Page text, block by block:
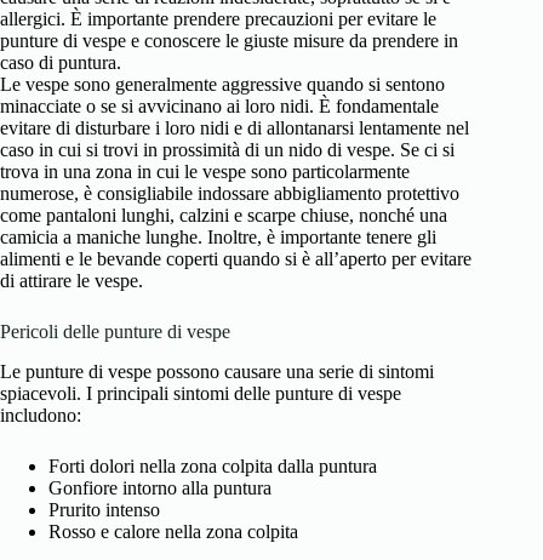
allergici. È importante prendere precauzioni per evitare le
punture di vespe e conoscere le giuste misure da prendere in
caso di puntura.
Le vespe sono generalmente aggressive quando si sentono
minacciate o se si avvicinano ai loro nidi. È fondamentale
evitare di disturbare i loro nidi e di allontanarsi lentamente nel
caso in cui si trovi in prossimità di un nido di vespe. Se ci si
trova in una zona in cui le vespe sono particolarmente
numerose, è consigliabile indossare abbigliamento protettivo
come pantaloni lunghi, calzini e scarpe chiuse, nonché una
camicia a maniche lunghe. Inoltre, è importante tenere gli
alimenti e le bevande coperti quando si è all’aperto per evitare
di attirare le vespe.
Pericoli delle punture di vespe
Le punture di vespe possono causare una serie di sintomi
spiacevoli. I principali sintomi delle punture di vespe
includono:
Forti dolori nella zona colpita dalla puntura
Gonfiore intorno alla puntura
Prurito intenso
Rosso e calore nella zona colpita